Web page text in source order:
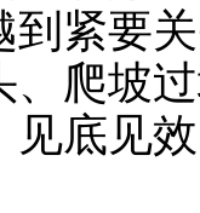
到紧要
、爬坡
见底见